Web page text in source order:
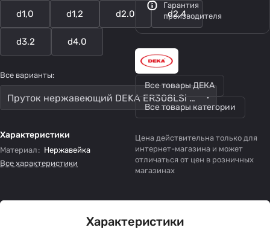
d1,0 d1,2 d2.0 d2.4
d3.2 d4.0
Все варианты:
Пруток нержавеющий DEKA ER308LSi по 5 кг d3.2
Характеристики
Материал : Нержавейка
Все характеристики
Гарантия
производителя
Все товары ДЕКА
Все товары категории
Цена действительна только для
интернет-магазина и может
отличаться от цен в розничных
магазинах
Характеристики